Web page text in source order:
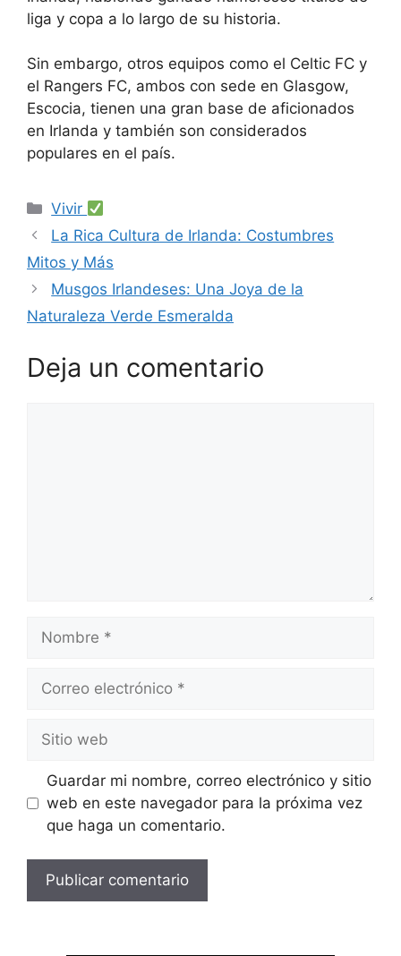
liga y copa a lo largo de su historia.
Sin embargo, otros equipos como el Celtic FC y
el Rangers FC, ambos con sede en Glasgow,
Escocia, tienen una gran base de aficionados
en Irlanda y también son considerados
populares en el país.
Categorías
Vivir
La Rica Cultura de Irlanda: Costumbres
Mitos y Más
Musgos Irlandeses: Una Joya de la
Naturaleza Verde Esmeralda
Deja un comentario
electrónico
web
Guardar mi nombre, correo electrónico y sitio
web en este navegador para la próxima vez
que haga un comentario.